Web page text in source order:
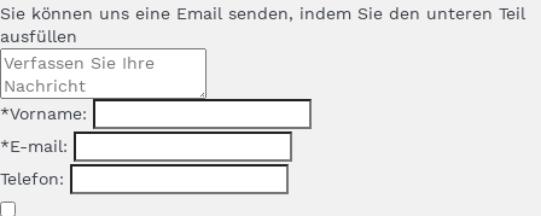
Sie können uns eine Email senden, indem Sie den unteren Teil
ausfüllen
*Vorname:
*E-mail:
Telefon: